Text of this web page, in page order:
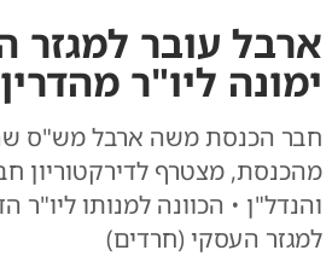
ארבל עובר למגזר
ימונה ליו"ר מהדרין
חבר הכנסת משה ארבל מש"ס
מהכנסת, מצטרף לדירקטוריון
והנדל"ן • הכוונה למנותו ליו"ר
למגזר העסקי (חרדים)